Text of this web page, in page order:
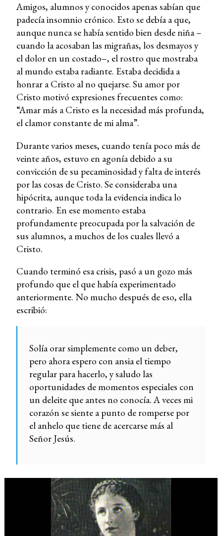
Amigos, alumnos y conocidos apenas sabían que
padecía insomnio crónico. Esto se debía a que,
aunque nunca se había sentido bien desde niña –
cuando la acosaban las migrañas, los desmayos y
el dolor en un costado–, el rostro que mostraba
al mundo estaba radiante. Estaba decidida a
honrar a Cristo al no quejarse. Su amor por
Cristo motivó expresiones frecuentes como:
“Amar más a Cristo es la necesidad más profunda,
el clamor constante de mi alma”.
Durante varios meses, cuando tenía poco más de
veinte años, estuvo en agonía debido a su
convicción de su pecaminosidad y falta de interés
por las cosas de Cristo. Se consideraba una
hipócrita, aunque toda la evidencia indica lo
contrario. En ese momento estaba
profundamente preocupada por la salvación de
sus alumnos, a muchos de los cuales llevó a
Cristo.
Cuando terminó esa crisis, pasó a un gozo más
profundo que el que había experimentado
anteriormente. No mucho después de eso, ella
escribió:
Solía orar simplemente como un deber,
pero ahora espero con ansia el tiempo
regular para hacerlo, y saludo las
oportunidades de momentos especiales con
un deleite que antes no conocía. A veces mi
corazón se siente a punto de romperse por
el anhelo que tiene de acercarse más al
Señor Jesús.